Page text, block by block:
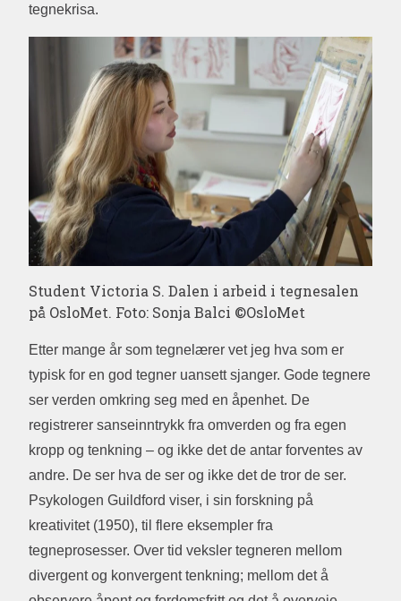
tegnekrisa.
Student Victoria S. Dalen i arbeid i tegnesalen
på OsloMet. Foto: Sonja Balci ©OsloMet
Etter mange år som tegnelærer vet jeg hva som er
typisk for en god tegner uansett sjanger. Gode tegnere
ser verden omkring seg med en åpenhet. De
registrerer sanseinntrykk fra omverden og fra egen
kropp og tenkning – og ikke det de antar forventes av
andre. De ser hva de ser og ikke det de tror de ser.
Psykologen Guildford viser, i sin forskning på
kreativitet (1950), til flere eksempler fra
tegneprosesser. Over tid veksler tegneren mellom
divergent og konvergent tenkning; mellom det å